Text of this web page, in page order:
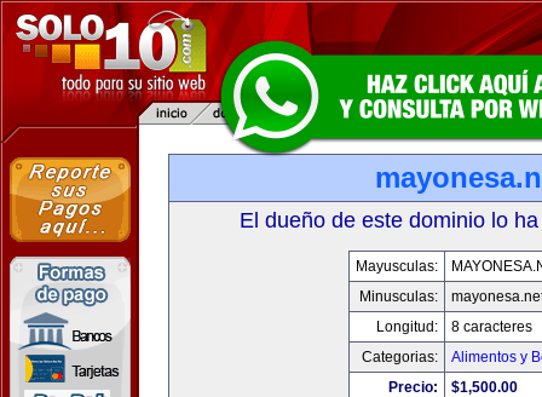
El dueño de este dominio lo
Mayusculas:
Minusculas:
Longitud:
8 caracteres
Categorias:
Alimentos y
Precio:
$1,500.00